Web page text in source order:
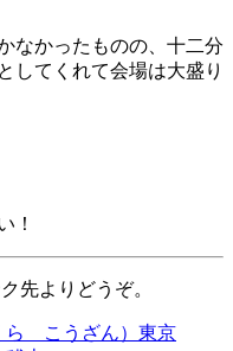
なかったものの、十二分
してくれて会場は大盛り
！
先よりどうぞ。
ら こうざん）東京